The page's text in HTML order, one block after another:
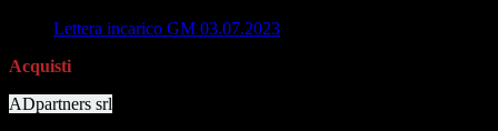
Lettera incarico GM 03.07.2023
Acquisti
ADpartners srl